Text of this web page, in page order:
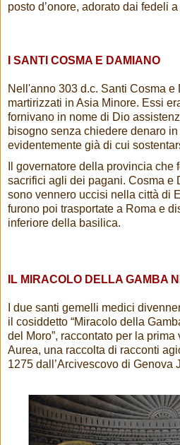
posto d’onore, adorato dai fedeli
I SANTI COSMA E DAMIANO
Nell'anno 303 d.c. Santi Cosma e
martirizzati in Asia Minore. Essi
fornivano in nome di Dio
bisogno senza chiedere denaro
evidentemente già di cui
Il governatore della provincia che
sacrifici agli dei pagani. Cosma e
sono vennero uccisi nella città di
furono poi trasportate a Roma e
inferiore della basilica.
IL MIRACOLO DELLA GAMBA
I due santi gemelli medici
il cosiddetto “Miracolo della
del Moro”, raccontato per la
Aurea, una raccolta di racconti
1275 dall’Arcivescovo di Genova